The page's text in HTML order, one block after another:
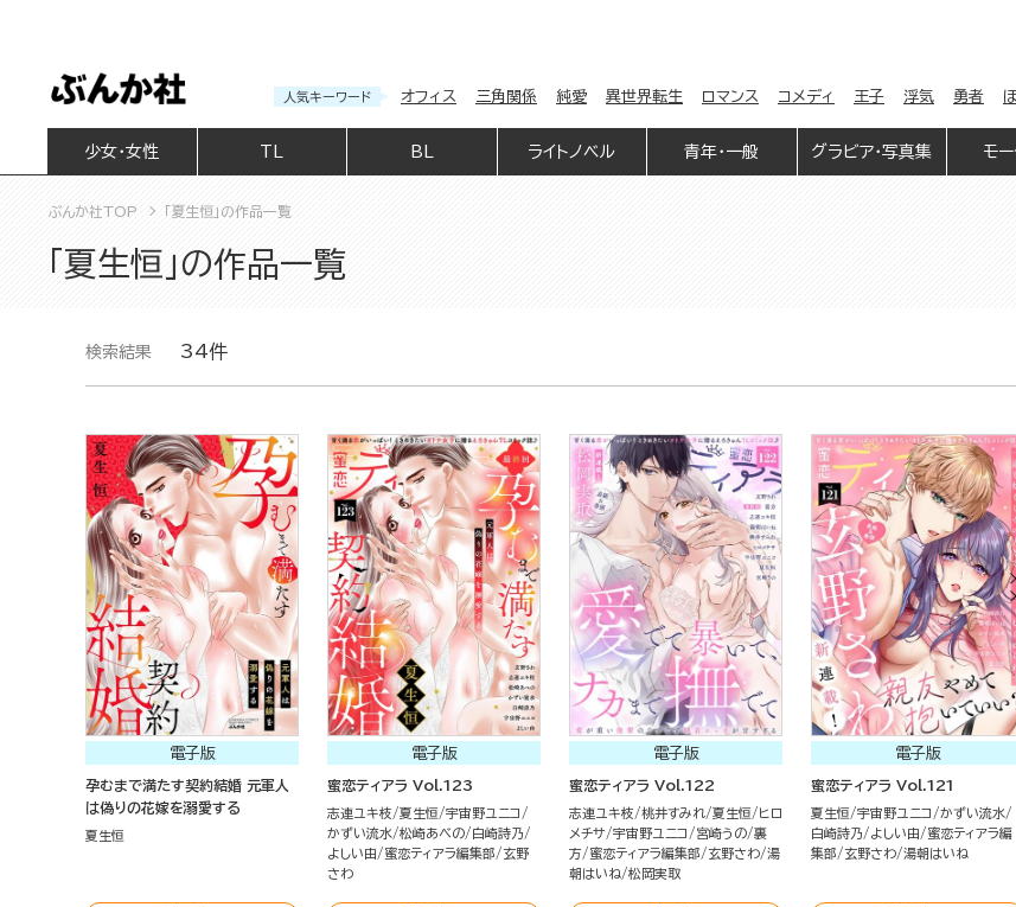
人気キーワード オフィス 三角関係 純愛 異世界転生 ロマンス コメディ 王子 浮気 勇者
少女・女性 BL ライトノベル 青年・一般 グラビア・写真集 モ
ぶんか社TOP 「夏生恒」の作品一覧
「夏生恒」の作品一覧
検索結果 34件
電子版
孕むまで満たす契約結婚 元軍人
は偽りの花嫁を溺愛する
夏生恒
電子版
蜜恋ティアラ Vol.123
志連ユキ枝 夏生恒
宇宙野ユニコ
かずい流水
松崎あべの
白崎詩乃
よしい由
蜜恋ティアラ編集部
玄野
さわ
電子版
蜜恋ティアラ Vol.122
志連ユキ枝 桃井すみれ 夏生恒
ヒロ
メチサ
宇宙野ユニコ 宮崎うの 裏
方
蜜恋ティアラ編集部 玄野さわ 湯
朝はいね
松岡実取
電子版
蜜恋ティアラ Vol.121
夏生恒 宇宙野ユニコ
かずい流水
白崎詩乃
よしい由
蜜恋ティアラ編
集部
玄野さわ 湯朝はいね